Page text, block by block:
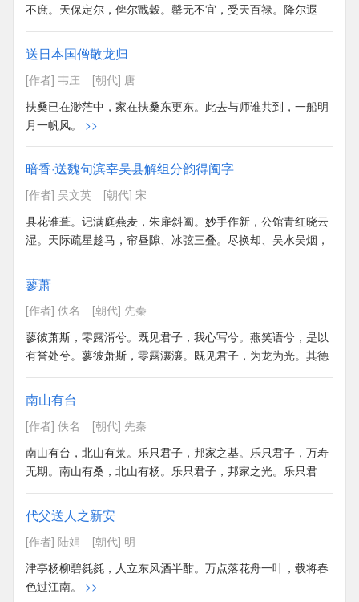
不庶。天保定尔，俾尔戬穀。罄无不宜，受天百禄。降尔遐
福，维日不足。天保定尔，以莫不兴。如山如阜，如冈如陵，
如川之方至，以莫不增。吉蠲为饎，是用孝享。禴祠烝尝，于
公先王。君曰：卜尔，万寿无疆。神之吊矣，诒尔多福。民之
质矣，日用饮食。群黎百姓，遍为尔德。如月之恒，如日之
升。如南山之寿，不骞不崩。如松柏之茂，无不尔或承。 >>
送日本国僧敬龙归
[作者] 韦庄
[朝代] 唐
扶桑已在渺茫中，家在扶桑东更东。此去与师谁共到，一船明
月一帆风。
>>
暗香·送魏句滨宰吴县解组分韵得阖字
[作者] 吴文英
[朝代] 宋
县花谁葺。记满庭燕麦，朱扉斜阖。妙手作新，公馆青红晓云
湿。天际疏星趁马，帘昼隙、冰弦三叠。尽换却、吴水吴烟，
桃李靓春靥。风急。送帆叶。正雁水夜清，卧虹平帖。软红路
接。涂粉闱深早催入。怀暖天香宴果，花队簇、轻轩银蜡。更
问讯、湖上柳，两堤翠匝。
蓼萧
[作者] 佚名
[朝代] 先秦
蓼彼萧斯，零露湑兮。既见君子，我心写兮。燕笑语兮，是以
有誉处兮。蓼彼萧斯，零露瀼瀼。既见君子，为龙为光。其德
不爽，寿考不忘。蓼彼萧斯，零露泥泥。既见君子，孔燕岂
弟。宜兄宜弟，令德寿岂。蓼彼萧斯，零露浓浓。既见君子，
鞗革忡忡。和鸾雍雍，万福攸同。
南山有台
[作者] 佚名
[朝代] 先秦
南山有台，北山有莱。乐只君子，邦家之基。乐只君子，万寿
无期。南山有桑，北山有杨。乐只君子，邦家之光。乐只君
子，万寿无疆。南山有杞，北山有李。乐只君子，民之父母。
乐只君子，德音不已。南山有栲，北山有杻。乐只君子，遐不
眉寿。乐只君子，德音是茂。南山有枸，北山有楰。乐只君
子，遐不黄耇。乐只君子，保艾尔后。
代父送人之新安
[作者] 陆娟
[朝代] 明
津亭杨柳碧毵毵，人立东风酒半酣。万点落花舟一叶，载将春
色过江南。
>>